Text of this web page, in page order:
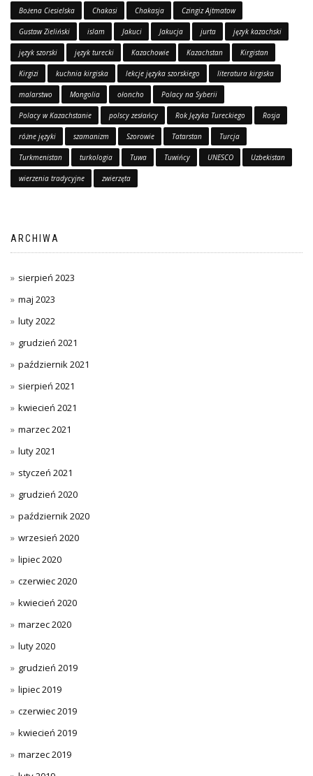
Bożena Ciesielska Chakasi Chakasja Czingiz Ajtmatow
Gustaw Zieliński islam Jakuci Jakucja jurta język kazachski
język szorski język turecki Kazachowie Kazachstan Kirgistan
Kirgizi kuchnia kirgiska lekcje języka szorskiego literatura kirgiska
malarstwo Mongolia ołoncho Polacy na Syberii
Polacy w Kazachstanie polscy zesłańcy Rok Języka Tureckiego Rosja
różne języki szamanizm Szorowie Tatarstan Turcja
Turkmenistan turkologia Tuwa Tuwińcy UNESCO Uzbekistan
wierzenia tradycyjne zwierzęta
ARCHIWA
sierpień 2023
maj 2023
luty 2022
grudzień 2021
październik 2021
sierpień 2021
kwiecień 2021
marzec 2021
luty 2021
styczeń 2021
grudzień 2020
październik 2020
wrzesień 2020
lipiec 2020
czerwiec 2020
kwiecień 2020
marzec 2020
luty 2020
grudzień 2019
lipiec 2019
czerwiec 2019
kwiecień 2019
marzec 2019